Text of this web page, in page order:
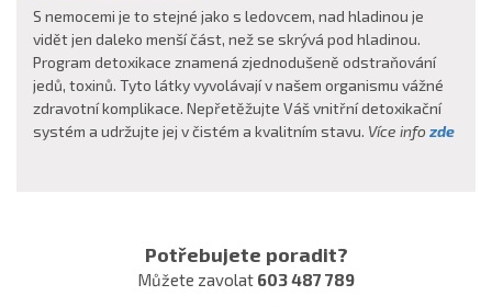
S nemocemi je to stejné jako s ledovcem, nad hladinou je
vidět jen daleko menší část, než se skrývá pod hladinou.
Program detoxikace znamená zjednodušeně odstraňování
jedů, toxinů. Tyto látky vyvolávají v našem organismu vážné
zdravotní komplikace. Nepřetěžujte Váš vnitřní detoxikační
systém a udržujte jej v čistém a kvalitním stavu. Více info zde
Potřebujete poradit?
Můžete zavolat 603 487 789